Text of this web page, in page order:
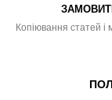
Копіювання статей